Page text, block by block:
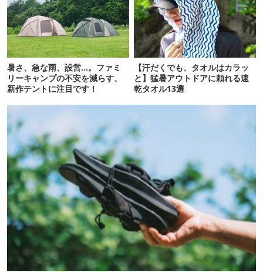
暑さ、急な雨、設営…。ファミ
リーキャンプの不安を減らす、
新作テントに注目です！
【汗だくでも、タオルはカラッ
と】猛暑アウトドアに頼れる速
乾タオル13選